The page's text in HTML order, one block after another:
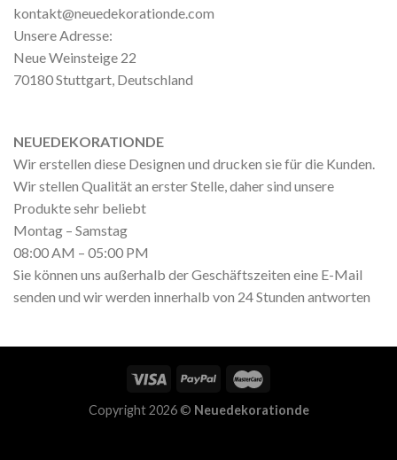
kontakt@neuedekorationde.com
Unsere Adresse:
Neue Weinsteige 22
70180 Stuttgart, Deutschland
NEUEDEKORATIONDE
Wir erstellen diese Designen und drucken sie für die Kunden.
Wir stellen Qualität an erster Stelle, daher sind unsere
Produkte sehr beliebt
Montag – Samstag
08:00 AM – 05:00 PM
Sie können uns außerhalb der Geschäftszeiten eine E-Mail
senden und wir werden innerhalb von 24 Stunden antworten
Copyright 2026 © Neuedekorationde